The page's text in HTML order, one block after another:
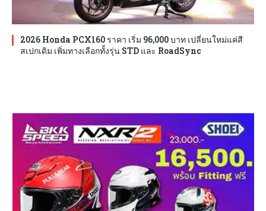
2026 Honda PCX160 ราคา เริ่ม 96,000 บาท เปลี่ยนใหม่แค่สี
สเปกเดิม เพิ่มทางเลือกทั้งรุ่น STD และ RoadSync